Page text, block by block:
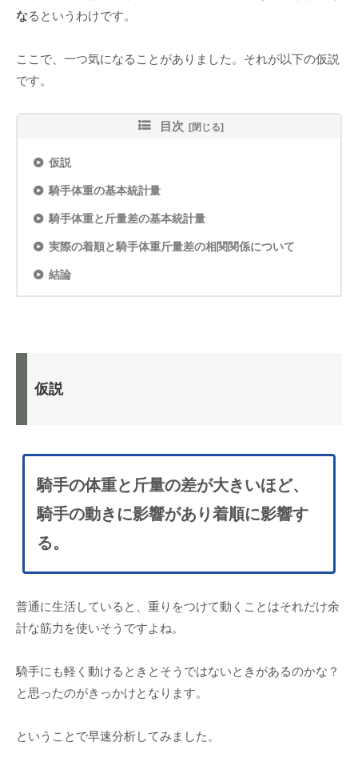
なるというわけです。
ここで、一つ気になることがありました。それが以下の仮説
です。
目次
仮説
騎手体重の基本統計量
騎手体重と斤量差の基本統計量
実際の着順と騎手体重斤量差の相関関係について
結論
仮説
騎手の体重と斤量の差が大きいほど、
騎手の動きに影響があり着順に影響す
る。
普通に生活していると、重りをつけて動くことはそれだけ余
計な筋力を使いそうですよね。
騎手にも軽く動けるときとそうではないときがあるのかな？
と思ったのがきっかけとなります。
ということで早速分析してみました。